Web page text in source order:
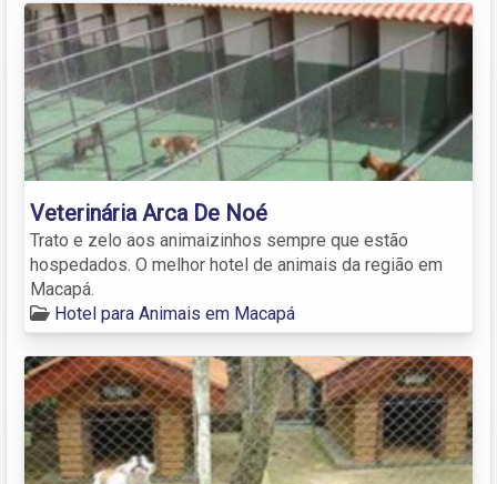
Veterinária Arca De Noé
Trato e zelo aos animaizinhos sempre que estão
hospedados. O melhor hotel de animais da região em
Macapá.
Hotel para Animais em Macapá